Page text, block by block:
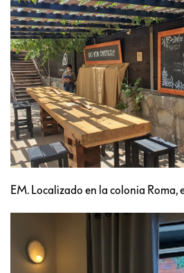
EM. Localizado en la colonia Roma,